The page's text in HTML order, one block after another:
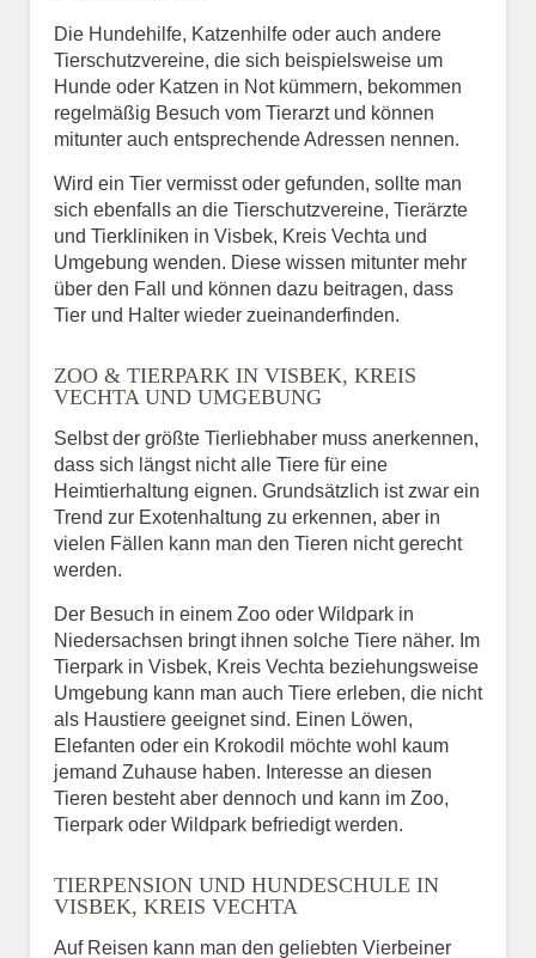
Die Hundehilfe, Katzenhilfe oder auch andere
Tierschutzvereine, die sich beispielsweise um
Hunde oder Katzen in Not kümmern, bekommen
regelmäßig Besuch vom Tierarzt und können
mitunter auch entsprechende Adressen nennen.
Wird ein Tier vermisst oder gefunden, sollte man
sich ebenfalls an die Tierschutzvereine, Tierärzte
und Tierkliniken in Visbek, Kreis Vechta und
Umgebung wenden. Diese wissen mitunter mehr
über den Fall und können dazu beitragen, dass
Tier und Halter wieder zueinanderfinden.
ZOO & TIERPARK IN VISBEK, KREIS
VECHTA UND UMGEBUNG
Selbst der größte Tierliebhaber muss anerkennen,
dass sich längst nicht alle Tiere für eine
Heimtierhaltung eignen. Grundsätzlich ist zwar ein
Trend zur Exotenhaltung zu erkennen, aber in
vielen Fällen kann man den Tieren nicht gerecht
werden.
Der Besuch in einem Zoo oder Wildpark in
Niedersachsen bringt ihnen solche Tiere näher. Im
Tierpark in Visbek, Kreis Vechta beziehungsweise
Umgebung kann man auch Tiere erleben, die nicht
als Haustiere geeignet sind. Einen Löwen,
Elefanten oder ein Krokodil möchte wohl kaum
jemand Zuhause haben. Interesse an diesen
Tieren besteht aber dennoch und kann im Zoo,
Tierpark oder Wildpark befriedigt werden.
TIERPENSION UND HUNDESCHULE IN
VISBEK, KREIS VECHTA
Auf Reisen kann man den geliebten Vierbeiner